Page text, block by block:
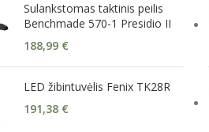
Sulankstomas taktinis peilis
Benchmade 570-1 Presidio II
188,99 €
LED žibintuvėlis Fenix TK28R
191,38 €